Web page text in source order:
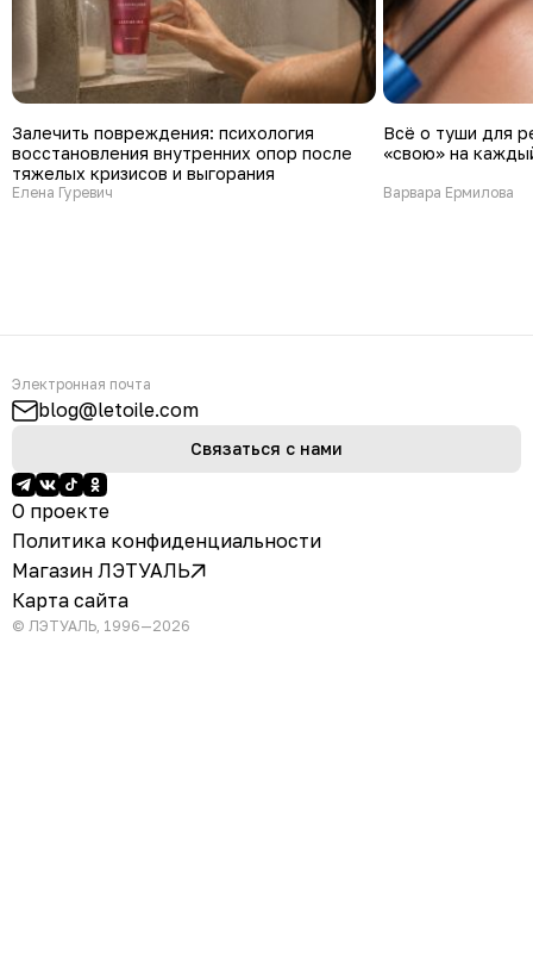
Залечить повреждения: психология
восстановления внутренних опор после
тяжелых кризисов и выгорания
Елена Гуревич
Всё о туши для
«свою» на
Варвара Ермилова
Электронная почта
blog@letoile.com
Связаться с нами
О проекте
Политика конфиденциальности
Магазин ЛЭТУАЛЬ
Карта сайта
© ЛЭТУАЛЬ, 1996—2026